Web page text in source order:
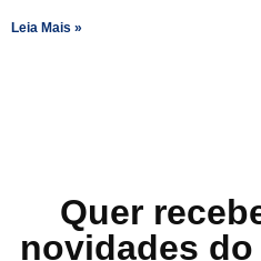
Leia Mais »
Quer
novidades